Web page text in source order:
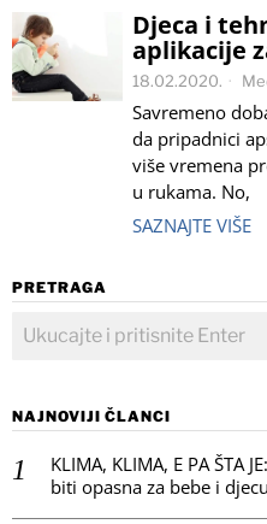
Djeca i
aplikacije
18.02.2020.
Savremeno
da pripadnici
više vremena
u rukama. No,
SAZNAJTE VIŠE
PRETRAGA
NAJNOVIJI ČLANCI
KLIMA, KLIMA, E PA ŠTA
biti opasna za bebe i